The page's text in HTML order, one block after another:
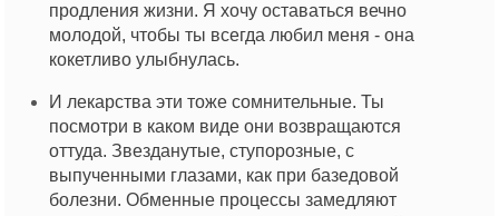
продления жизни. Я хочу оставаться вечно
молодой, чтобы ты всегда любил меня - она
кокетливо улыбнулась.
И лекарства эти тоже сомнительные. Ты
посмотри в каком виде они возвращаются
оттуда. Звезданутые, ступорозные, с
выпученными глазами, как при базедовой
болезни. Обменные процессы замедляют